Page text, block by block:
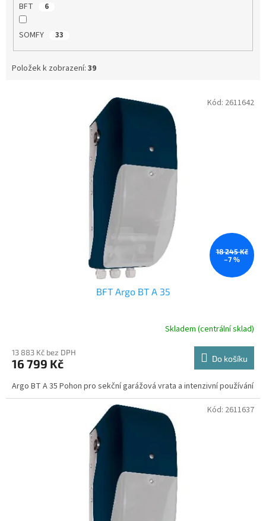
BFT 6
SOMFY 33
Položek k zobrazení: 39
18 245 Kč
–7 %
BFT Argo BT A 35
Skladem (centrální sklad)
13 883 Kč bez DPH
16 799 Kč Do košíku
Argo BT A 35 Pohon pro sekční garážová vrata a intenzivní používání
Kód: 2611642
Kód: 2611637